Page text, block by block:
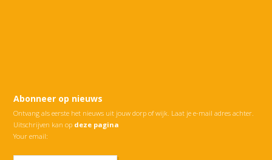
Abonneer op nieuws
Ontvang als eerste het nieuws uit jouw dorp of wijk. Laat je e-mail adres achter.
Uitschrijven kan op deze pagina
Your email: